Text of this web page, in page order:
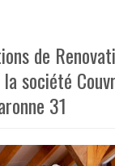
de
société
31